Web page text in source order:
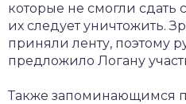
которые не смогли
их следует уничтожить.
приняли ленту, поэтому
предложило Логану
Также запоминающимся